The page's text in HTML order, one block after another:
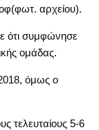
αρχείου).
ότι συμφώνησε
ομάδας.
όμως ο
τελευταίους 5-6